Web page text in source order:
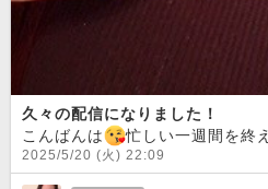
久々の配信になりました！
こんばんは
忙しい一週間を終えた共に少し体調を崩し
2025/5/20 (火) 22:09